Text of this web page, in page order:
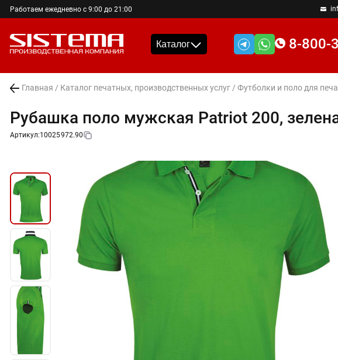
Работаем ежедневно с 9:00 до 21:00
Каталог 8-800-
Главная / Каталог печатных, производственных услуг / Футболки и поло для
Рубашка поло мужская Patriot 200,
Артикул:10025972.90